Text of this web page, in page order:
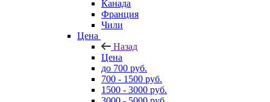
Канада
Франция
Чили
Цена
Назад
Цена
до 700 руб.
700 - 1500 руб.
1500 - 3000 руб.